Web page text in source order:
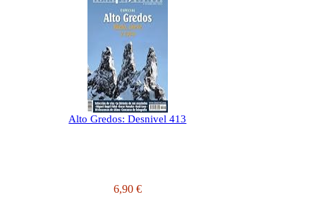
Alto Gredos: Desnivel 413
6,90 €